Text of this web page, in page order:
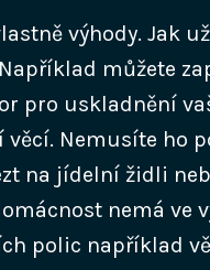
výhody. Jak
můžete
pro uskladnění
Nemusíte ho
na jídelní židli
nemá ve
polic například